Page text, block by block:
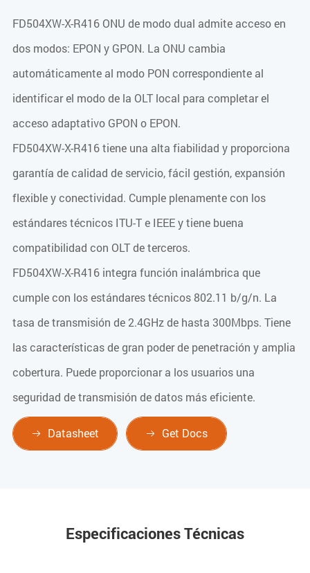
FD504XW-X-R416 ONU de modo dual admite acceso en
dos modos: EPON y GPON. La ONU cambia
automáticamente al modo PON correspondiente al
identificar el modo de la OLT local para completar el
acceso adaptativo GPON o EPON.
FD504XW-X-R416 tiene una alta fiabilidad y proporciona
garantía de calidad de servicio, fácil gestión, expansión
flexible y conectividad. Cumple plenamente con los
estándares técnicos ITU-T e IEEE y tiene buena
compatibilidad con OLT de terceros.
FD504XW-X-R416 integra función inalámbrica que
cumple con los estándares técnicos 802.11 b/g/n. La
tasa de transmisión de 2.4GHz de hasta 300Mbps. Tiene
las características de gran poder de penetración y amplia
cobertura. Puede proporcionar a los usuarios una
seguridad de transmisión de datos más eficiente.
 Datasheet  Get Docs
Especificaciones Técnicas